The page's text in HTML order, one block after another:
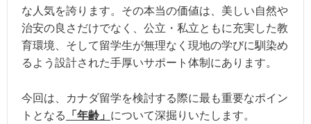
な人気を誇ります。その本当の価値は、美しい自然や
治安の良さだけでなく、公立・私立ともに充実した教
育環境、そして留学生が無理なく現地の学びに馴染め
るよう設計された手厚いサポート体制にあります。
今回は、カナダ留学を検討する際に最も重要なポイン
トとなる
「年齢」 について深掘りいたします。